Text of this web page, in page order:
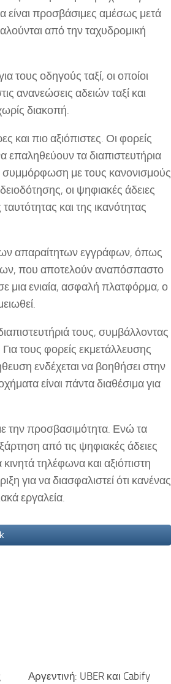
προσβάσιμες αμέσως μετά
από την ταχυδρομική
τους οδηγούς ταξί, οι οποίοι
ανανεώσεις αδειών ταξί και
διακοπή.
και πιο αξιόπιστες. Οι φορείς
επαληθεύουν τα διαπιστευτήρια
συμμόρφωση με τους κανονισμούς
οι ψηφιακές άδειες
και της ικανότητας
απαραίτητων εγγράφων, όπως
που αποτελούν αναπόσπαστο
μια ενιαία, ασφαλή πλατφόρμα, ο
τους, συμβάλλοντας
τους φορείς εκμετάλλευσης
ενδέχεται να βοηθήσει στην
είναι πάντα διαθέσιμα για
την προσβασιμότητα. Ενώ τα
από τις ψηφιακές άδειες
τηλέφωνα και αξιόπιστη
για να διασφαλιστεί ότι κανένας
εργαλεία.
Αργεντινή: UBER και Cabify